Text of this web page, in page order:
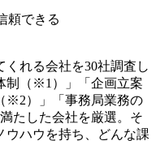
頼できる
れる会社を30社調査し
制（※1）」「企画立案
※2）」「事務局業務の
たした会社を厳選。そ
ウハウを持ち、どんな課